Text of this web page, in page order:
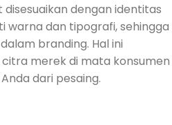
dengan identitas
warna dan tipografi, sehingga
branding. Hal ini
merek di mata konsumen
dari pesaing.